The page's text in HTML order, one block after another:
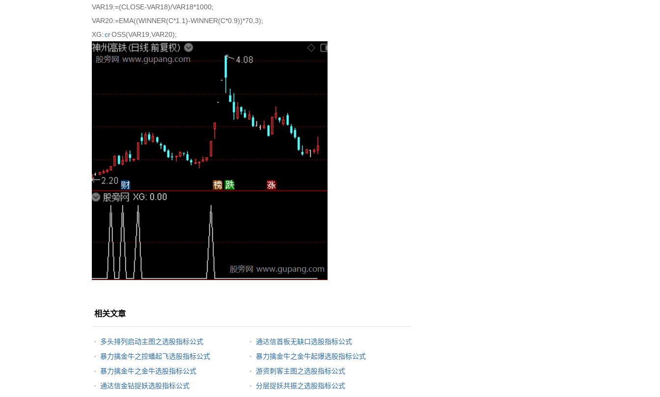
VAR19:=(CLOSE-VAR18)/VAR18*1000;
VAR20:=EMA((WINNER(C*1.1)-WINNER(C*0.9))*70,3);
XG:crOSS(VAR19,VAR20);
相关文章
多头排列启动主图之选股指标公式
通达信首板无缺口选股指标公式
暴力擒金牛之控蟠起飞选股指标公式
暴力擒金牛之金牛起爆选股指标公式
暴力擒金牛之金牛选股指标公式
游资刺客主图之选股指标公式
通达信金钻捉妖选股指标公式
分层捉妖共振之选股指标公式